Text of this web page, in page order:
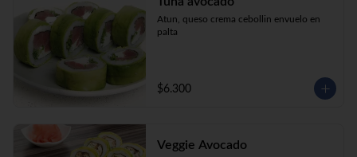
Atun, queso crema cebollin envuelo en
palta
$6.300
Veggie Avocado